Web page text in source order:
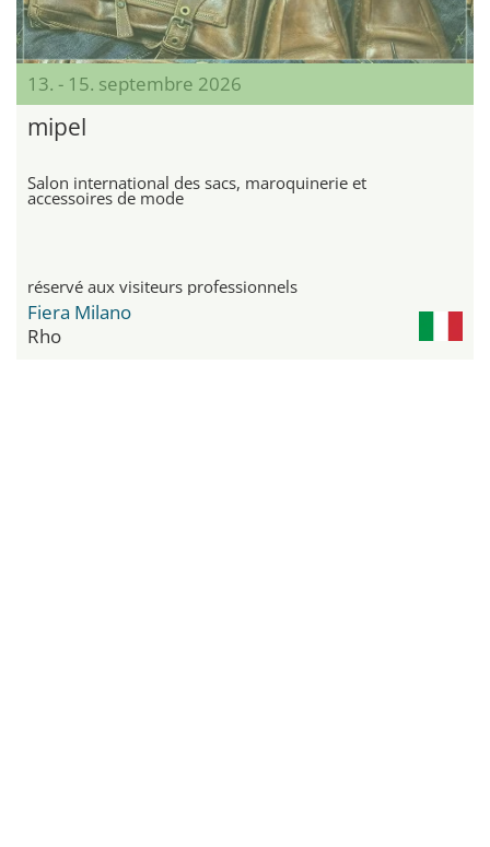
13. - 15. septembre 2026
mipel
Salon international des sacs, maroquinerie et
accessoires de mode
réservé aux visiteurs professionnels
Fiera Milano
Rho